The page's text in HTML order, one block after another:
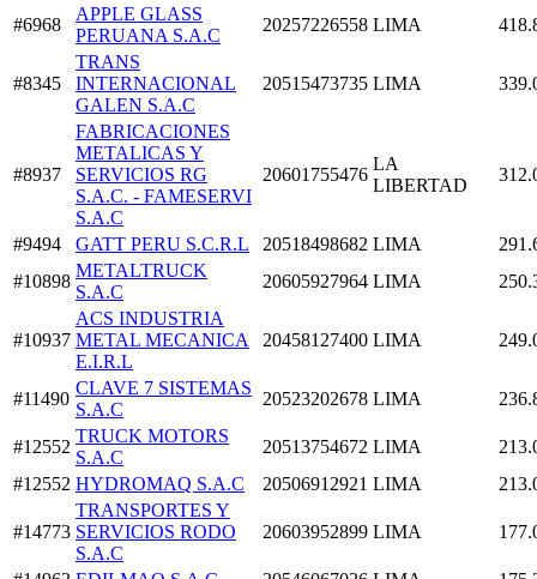
#6968
APPLE GLASS
PERUANA S.A.C
20257226558 LIMA
#8345
TRANS
INTERNACIONAL
GALEN S.A.C
20515473735 LIMA
#8937
FABRICACIONES
METALICAS Y
SERVICIOS RG
S.A.C. - FAMESERVI
S.A.C
20601755476
LA
LIBERTAD
#9494 GATT PERU S.C.R.L 20518498682 LIMA
#10898
METALTRUCK
S.A.C
20605927964 LIMA
#10937
ACS INDUSTRIA
METAL MECANICA
E.I.R.L
20458127400 LIMA
#11490
CLAVE 7 SISTEMAS
S.A.C
20523202678 LIMA
#12552
TRUCK MOTORS
S.A.C
20513754672 LIMA
#12552 HYDROMAQ S.A.C 20506912921 LIMA
#14773
TRANSPORTES Y
SERVICIOS RODO
S.A.C
20603952899 LIMA